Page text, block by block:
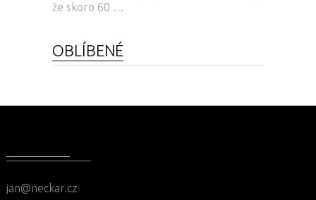
že skoro 60 …
OBLÍBENÉ
jan@neckar.cz